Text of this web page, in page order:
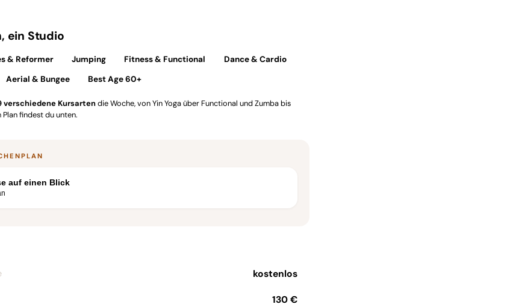
ein Studio
& Reformer Jumping Fitness & Functional
Dance & Cardio
Aerial & Bungee Best Age 60+
verschiedene Kursartendie Woche, von Yin Yoga über Functional und Zumba bis
Plan findest du unten.
auf einen Blick
kostenlos
130 €